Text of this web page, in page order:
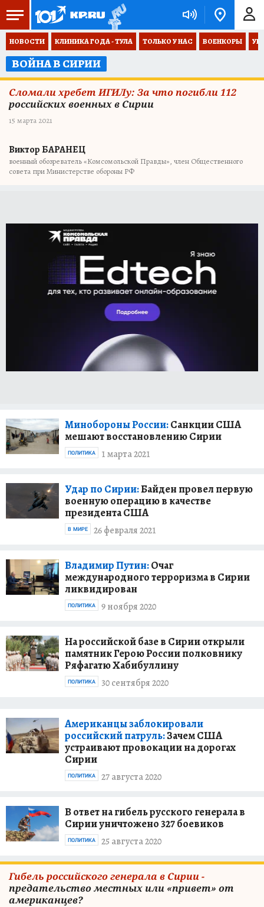
НОВОСТИ КЛИНИКА ГОДА - ТУЛА ТОЛЬКО У НАС ВОЕНКОРЫ
ВОЙНА В СИРИИ
Сломали хребет ИГИЛу: За что погибли 112
российских военных в Сирии
15 марта 2021
Виктор БАРАНЕЦ
военный обозреватель «Комсомольской Правды», член Общественного
совета при Министерстве обороны РФ
Минобороны России:Санкции США
мешают восстановлению Сирии
1 марта 2021
ПОЛИТИКА
Удар по Сирии:Байден провел первую
военную операцию в качестве
президента США
26 февраля 2021
В МИРЕ
Владимир Путин:Очаг
международного терроризма в Сирии
ликвидирован
9 ноября 2020
ПОЛИТИКА
На российской базе в Сирии открыли
памятник Герою России полковнику
Ряфагатю Хабибуллину
30 сентября 2020
ПОЛИТИКА
Американцы заблокировали
российский патруль:Зачем США
устраивают провокации на дорогах
Сирии
27 августа 2020
ПОЛИТИКА
В ответ на гибель русского генерала в
Сирии уничтожено 327 боевиков
25 августа 2020
ПОЛИТИКА
Гибель российского генерала в Сирии -
предательство местных или «привет» от
американцев?